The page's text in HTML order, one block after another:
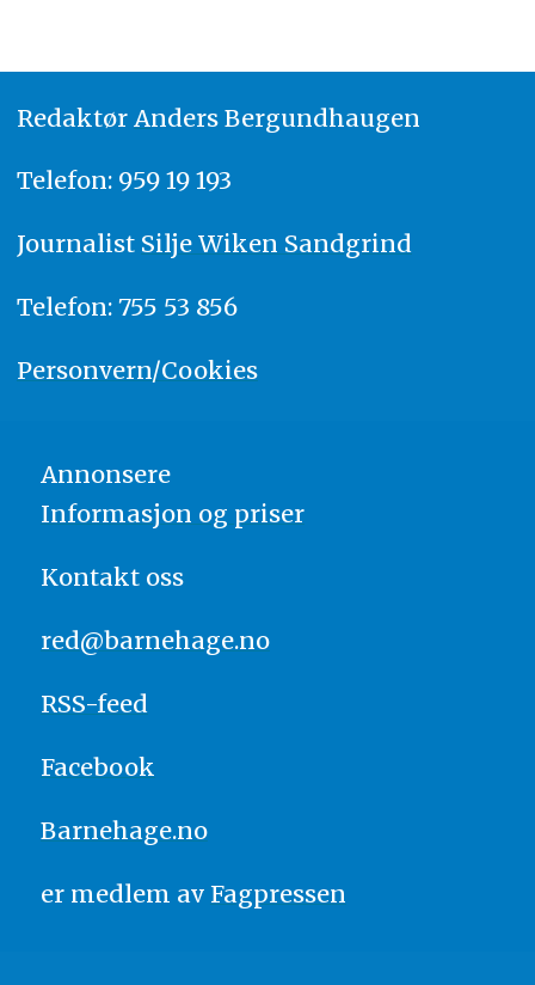
Redaktør Anders Bergundhaugen
Telefon: 959 19 193
Journalist Silje Wiken Sandgrind
Telefon: 755 53 856
Personvern/Cookies
Annonsere
Informasjon og priser
Kontakt oss
red@barnehage.no
RSS-feed
Facebook
Barnehage.no
er medlem av Fagpressen